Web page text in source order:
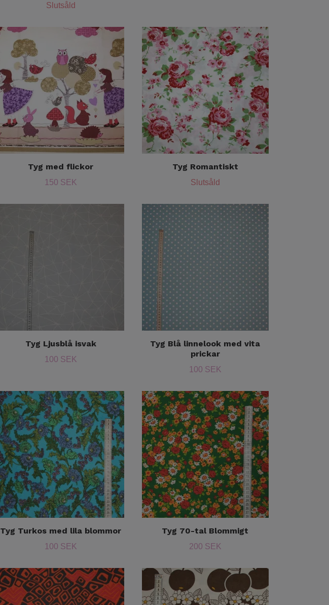
Slutsåld
Tyg med flickor
150 SEK
Tyg Romantiskt
Slutsåld
Tyg Ljusblå isvak
100 SEK
Tyg Blå linnelook med vita
prickar
100 SEK
Tyg Turkos med lila blommor
100 SEK
Tyg 70-tal Blommigt
200 SEK